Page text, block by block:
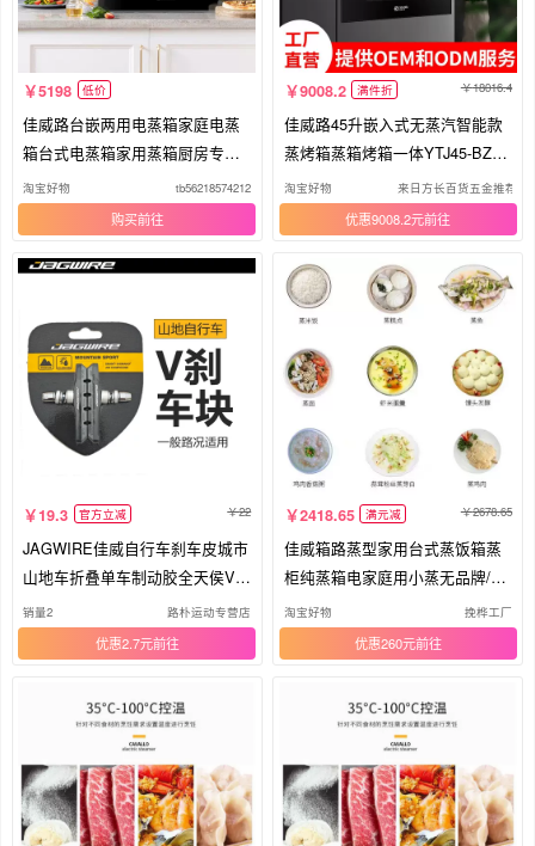
5198 低价
佳威路台嵌两用电蒸箱家庭电蒸
箱台式电蒸箱家用蒸箱厨房专用
台式
淘宝好物 tb56218574212
购买
9008.2 满件折 18016.4
佳威路45升嵌入式无蒸汽智能款
蒸烤箱蒸箱烤箱一体YTJ45-BZW-
N2N1
淘宝好物 来日方长百货五金推荐
优惠9008.2元
19.3 官方立减 22
JAGWIRE佳威自行车刹车皮城市
山地车折叠单车制动胶全天侯V刹
车块
销量2 路朴运动专营店
优惠2.7元
2418.65 满元减 2678.65
佳威箱路蒸型家用台式蒸饭箱蒸
柜纯蒸箱电家庭用小蒸无品牌/箱
蒸
淘宝好物 挽桦工厂
优惠260元